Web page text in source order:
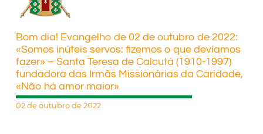
Bom dia! Evangelho de 02 de outubro de 2022:
«Somos inúteis servos: fizemos o que devíamos
fazer» – Santa Teresa de Calcutá (1910-1997)
fundadora das Irmãs Missionárias da Caridade,
«Não há amor maior»
02 de outubro de 2022